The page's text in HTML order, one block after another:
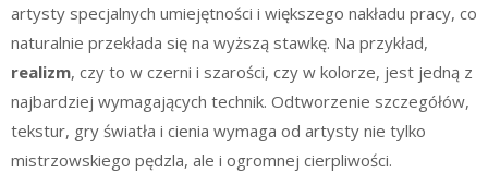
artysty specjalnych umiejętności i większego nakładu pracy, co
naturalnie przekłada się na wyższą stawkę. Na przykład,
realizm, czy to w czerni i szarości, czy w kolorze, jest jedną z
najbardziej wymagających technik. Odtworzenie szczegółów,
tekstur, gry światła i cienia wymaga od artysty nie tylko
mistrzowskiego pędzla, ale i ogromnej cierpliwości.